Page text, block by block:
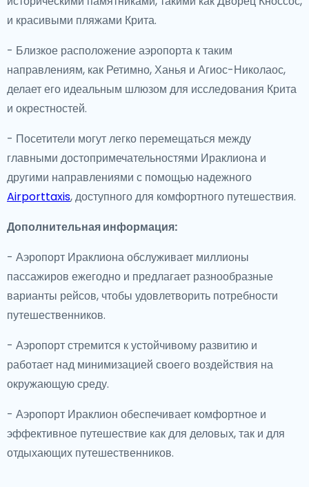
и красивыми пляжами Крита.
- Близкое расположение аэропорта к таким
направлениям, как Ретимно, Ханья и Агиос-Николаос,
делает его идеальным шлюзом для исследования Крита
и окрестностей.
- Посетители могут легко перемещаться между
главными достопримечательностями Ираклиона и
другими направлениями с помощью надежного
Airporttaxis, доступного для комфортного путешествия.
Дополнительная информация:
- Аэропорт Ираклиона обслуживает миллионы
пассажиров ежегодно и предлагает разнообразные
варианты рейсов, чтобы удовлетворить потребности
путешественников.
- Аэропорт стремится к устойчивому развитию и
работает над минимизацией своего воздействия на
окружающую среду.
- Аэропорт Ираклион обеспечивает комфортное и
эффективное путешествие как для деловых, так и для
отдыхающих путешественников.